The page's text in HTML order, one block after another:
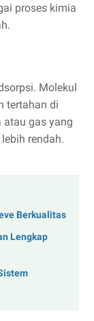
proses kimia
Molekul
tertahan di
gas yang
rendah.
Berkualitas
Lengkap